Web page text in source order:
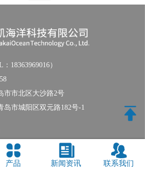
18363969016）
市市北区大沙路2号
岛市城阳区双元路182号-1
青岛华凯海洋科技有限公司 版权所有
鲁ICP备
产品 新闻资讯 联系我们